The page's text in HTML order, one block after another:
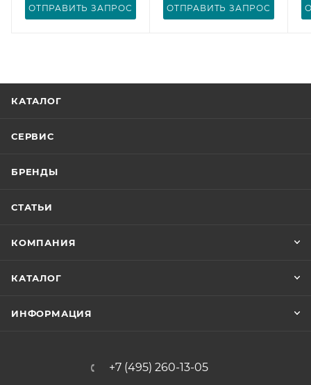
ОТПРАВИТЬ ЗАПРОС ОТПРАВИТЬ ЗАПРОС
КАТАЛОГ
СЕРВИС
БРЕНДЫ
СТАТЬИ
КОМПАНИЯ
КАТАЛОГ
ИНФОРМАЦИЯ
+7 (495) 260-13-05